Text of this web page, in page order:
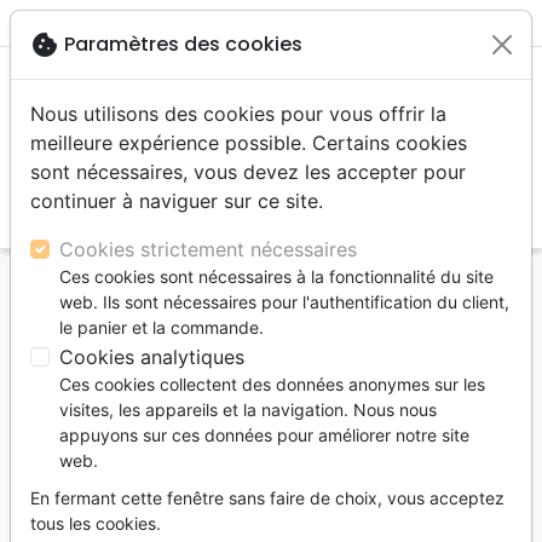
menu
Accueil Auteurs Gilbert Greg
Greg Gilbert
Liste des produits par auteur
Filtrertune
Jésus
Christ
Culture
Introduction,
cookie Paramètres des cookies
Nous utilisons des cookies pour vous offrir la
meilleure expérience possible. Certains cookies
sont nécessaires, vous devez les accepter pour
continuer à naviguer sur ce site.
Cookies strictement nécessaires
Ces cookies sont nécessaires à la fonctionnalité du site
web. Ils sont nécessaires pour l'authentification du client,
le panier et la commande.
Cookies analytiques
Ces cookies collectent des données anonymes sur les
visites, les appareils et la navigation. Nous nous
appuyons sur ces données pour améliorer notre site
web.
En fermant cette fenêtre sans faire de choix, vous acceptez
tous les cookies.